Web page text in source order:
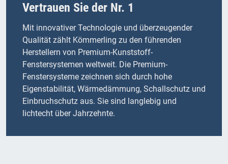
Vertrauen Sie der Nr. 1
Mit innovativer Technologie und überzeugender
Qualität zählt Kömmerling zu den führenden
Herstellern von Premium-Kunststoff-
Fenstersystemen weltweit. Die Premium-
Fenstersysteme zeichnen sich durch hohe
Eigenstabilität, Wärmedämmung, Schallschutz und
Einbruchschutz aus. Sie sind langlebig und
lichtecht über Jahrzehnte.